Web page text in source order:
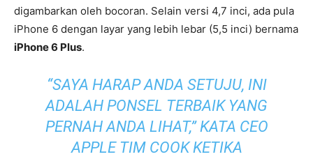
digambarkan oleh bocoran. Selain versi 4,7 inci, ada pula
iPhone 6 dengan layar yang lebih lebar (5,5 inci) bernama
iPhone 6 Plus.
“SAYA HARAP ANDA SETUJU, INI
ADALAH PONSEL TERBAIK YANG
PERNAH ANDA LIHAT,” KATA CEO
APPLE TIM COOK KETIKA